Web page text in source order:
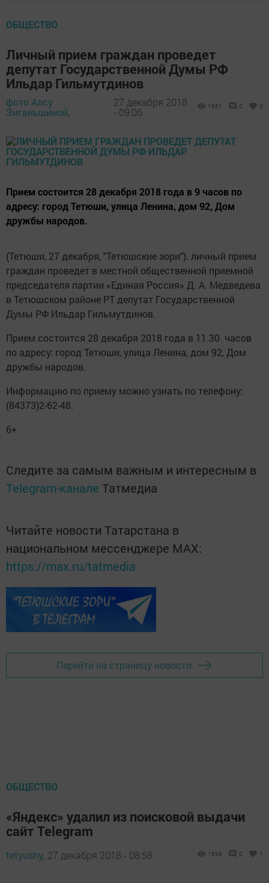
ОБЩЕСТВО
Личный прием граждан проведет
депутат Государственной Думы РФ
Ильдар Гильмутдинов
фото Алсу
Зиганьшиной,
27 декабря 2018
- 09:06
1651 0 0
Прием состоится 28 декабря 2018 года в 9 часов по
адресу: город Тетюши, улица Ленина, дом 92, Дом
дружбы народов.
(Тетюши, 27 декабря, "Тетюшские зори"). личный прием
граждан проведет в местной общественной приемной
председателя партии «Единая Россия» Д. А. Медведева
в Тетюшском районе РТ депутат Государственной
Думы РФ Ильдар Гильмутдинов.
Прием состоится 28 декабря 2018 года в 11.30 часов
по адресу: город Тетюши, улица Ленина, дом 92, Дом
дружбы народов.
Информацию по приему можно узнать по телефону:
(84373)2-62-48.
6+
Следите за самым важным и интересным в
Telegram-канале Татмедиа
Читайте новости Татарстана в
национальном мессенджере MАХ:
https://max.ru/tatmedia
Перейти на страницу новости
ОБЩЕСТВО
«Яндекс» удалил из поисковой выдачи
сайт Telegram
tetyushy, 27 декабря 2018 - 08:58 1698 0 1